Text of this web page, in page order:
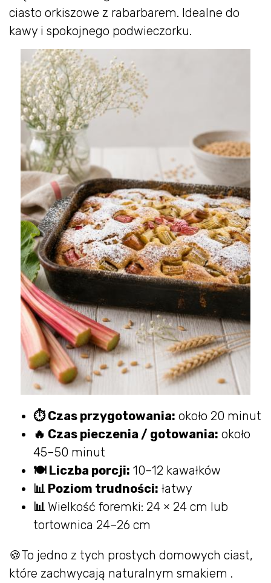
ciasto orkiszowe z rabarbarem. Idealne do
kawy i spokojnego podwieczorku.
⏱ Czas przygotowania: około 20 minut
🔥 Czas pieczenia / gotowania: około
45–50 minut
🍽 Liczba porcji: 10–12 kawałków
📊 Poziom trudności: łatwy
📊 Wielkość foremki: 24 × 24 cm lub
tortownica 24–26 cm
🍪To jedno z tych prostych domowych ciast,
które zachwycają naturalnym smakiem .